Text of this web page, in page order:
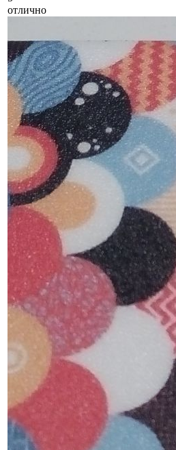
отлично